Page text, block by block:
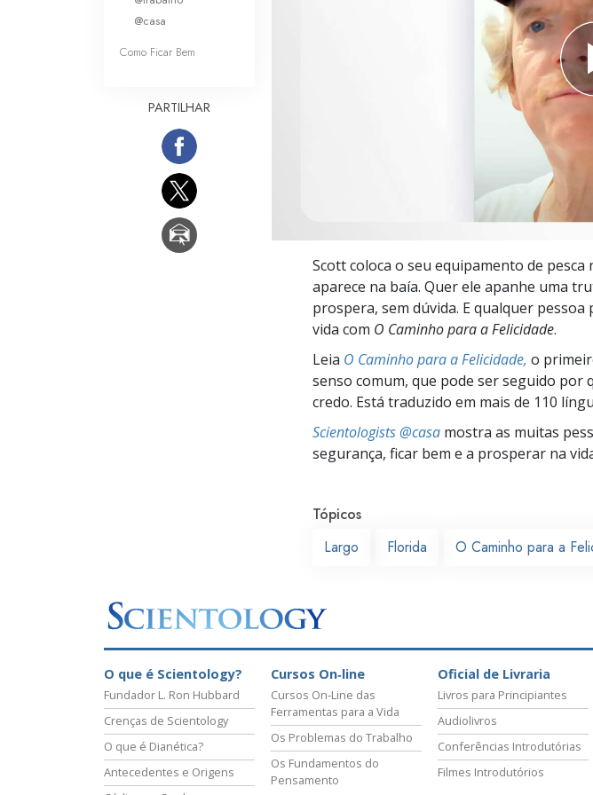
Scott coloca o seu equipamento de
aparece na baía. Quer ele apanhe uma
prospera, sem dúvida. E qualquer
vida com O Caminho para a Felicidade.
Leia O Caminho para a Felicidade, o
senso comum, que pode ser seguido por
credo. Está traduzido em mais de 110
Scientologists @casa mostra as muitas
segurança, ficar bem e a prosperar na
Tópicos
Largo
Florida O Caminho para a
@casa
Como Ficar Bem
PARTILHAR
O que é Scientology?
Fundador L. Ron Hubbard
Crenças de Scientology
O que é Dianética?
Antecedentes e Origens
Cursos On‑line
Cursos On‑Line das
Ferramentas para a Vida
Os Problemas do Trabalho
Os Fundamentos do
Pensamento
Oficial de Livraria
Livros para Principiantes
Audiolivros
Conferências Introdutórias
Filmes Introdutórios